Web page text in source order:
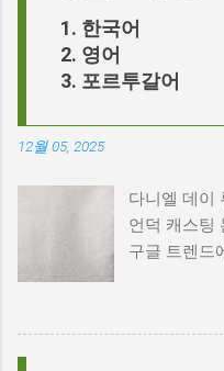
한국어
영어
포르투갈어
12월 05, 2025
다니엘 데이
언덕 캐스팅
구글 트렌드
이름이 왜
요? 표면적